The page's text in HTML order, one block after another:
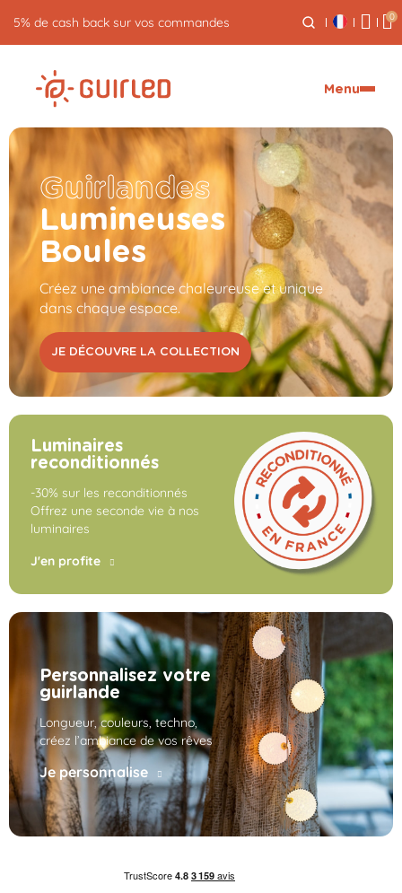
Retour gratuit pendant 30 jours
0
Menu
Guirlandes
Lumineuses
Boules
Créez une ambiance chaleureuse et unique
dans chaque espace.
JE DÉCOUVRE LA COLLECTION
Luminaires
reconditionnés
-30% sur les reconditionnés
Offrez une seconde vie à nos
luminaires
J'en profite
Personnalisez votre
guirlande
Longueur, couleurs, techno,
créez l’ambiance de vos rêves
Je personnalise